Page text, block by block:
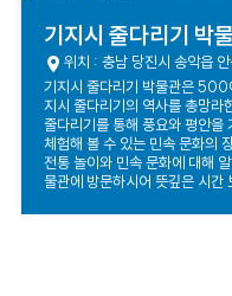
기지시 줄다리기 박
위치 : 충남 당진시 송악읍 안
기지시 줄다리기 박물관은 500
지시 줄다리기의 역사를 총망라
줄다리기를 통해 풍요와 평안을
체험해 볼 수 있는 민속 문화의
전통 놀이와 민속 문화에 대해
물관에 방문하시어 뜻깊은 시간